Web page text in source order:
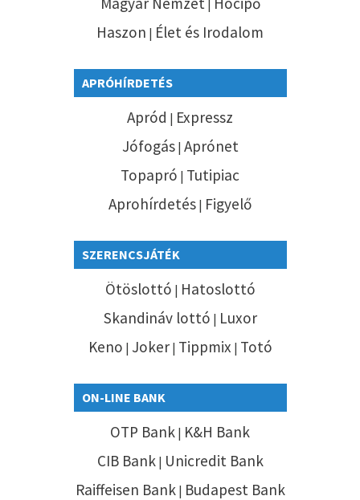
|
Haszon | Élet és Irodalom
APRÓHÍRDETÉS
Apród | Expressz
Jófogás| Aprónet
Topapró | Tutipiac
Aprohírdetés | Figyelő
SZERENCSJÁTÉK
Ötöslottó | Hatoslottó
Skandináv lottó | Luxor
Keno | Joker| Tippmix | Totó
ON-LINE BANK
OTP Bank | K&H Bank
CIB Bank | Unicredit Bank
Raiffeisen Bank | Budapest Bank